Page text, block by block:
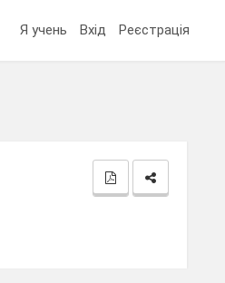
Я учень Вхід Реєстрація